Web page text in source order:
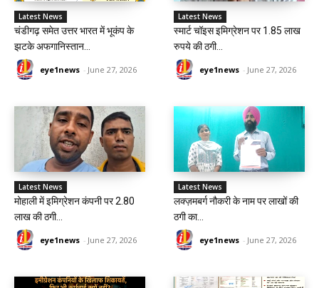
Latest News
चंडीगढ़ समेत उत्तर भारत में भूकंप के
झटके अफगानिस्तान...
eye1news - June 27, 2026
Latest News
स्मार्ट चॉइस इमिग्रेशन पर 1.85 लाख
रुपये की ठगी...
eye1news - June 27, 2026
Latest News
मोहाली में इमिग्रेशन कंपनी पर 2.80
लाख की ठगी...
eye1news - June 27, 2026
Latest News
लक्ज़मबर्ग नौकरी के नाम पर लाखों की
ठगी का...
eye1news - June 27, 2026